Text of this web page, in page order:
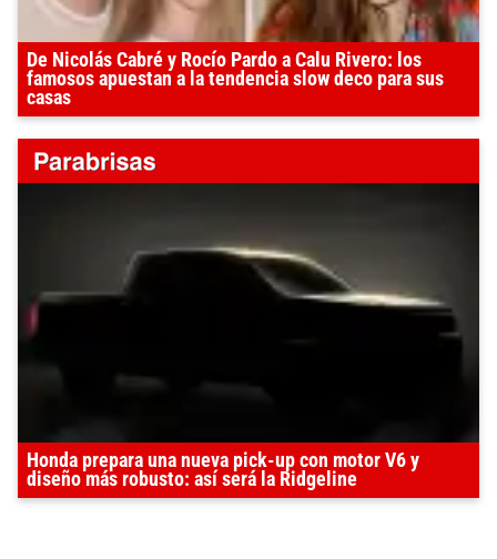
De Nicolás Cabré y Rocío Pardo a Calu Rivero: los
famosos apuestan a la tendencia slow deco para sus
casas
Honda prepara una nueva pick-up con motor V6 y
diseño más robusto: así será la Ridgeline